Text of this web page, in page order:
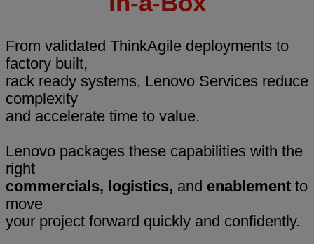
From validated ThinkAgile deployments to
factory built,
rack ready systems, Lenovo Services reduce
complexity
and accelerate time to value.
Lenovo packages these capabilities with the
right
commercials, logistics, and enablement to
move
your project forward quickly and confidently.